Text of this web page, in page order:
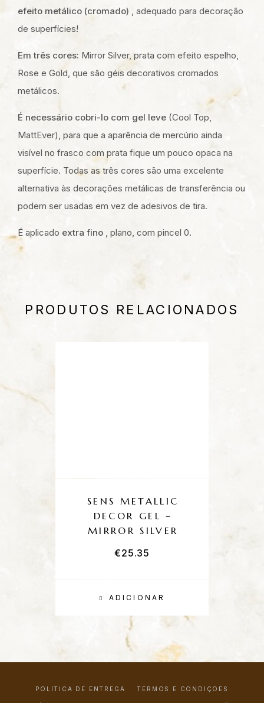
efeito metálico (cromado) , adequado para decoração
de superfícies!
Em três cores: Mirror Silver, prata com efeito espelho,
Rose e Gold, que são géis decorativos cromados
metálicos.
É necessário cobri-lo com gel leve (Cool Top,
MattEver), para que a aparência de mercúrio ainda
visível no frasco com prata fique um pouco opaca na
superfície. Todas as três cores são uma excelente
alternativa às decorações metálicas de transferência ou
podem ser usadas em vez de adesivos de tira.
É aplicado extra fino , plano, com pincel 0.
PRODUTOS RELACIONADOS
ADICIONAR
SENS METALLIC
DECOR GEL –
MIRROR SILVER
€25.35
POLÍTICA DE ENTREGA TERMOS E CONDIÇÕES